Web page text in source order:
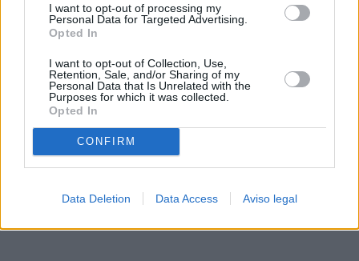
I want to opt-out of processing my
Personal Data for Targeted Advertising.
Opted In
I want to opt-out of Collection, Use,
Retention, Sale, and/or Sharing of my
Personal Data that Is Unrelated with the
Purposes for which it was collected.
Opted In
CONFIRM
Data Deletion Data Access Aviso legal